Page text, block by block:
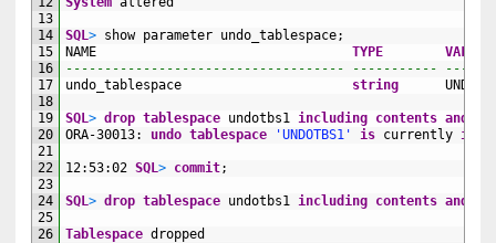
13
14
15
16
17
18
19
20
21
22
23
24
25
26
SQL> show parameter undo_tablespace;
NAME
TYPE
VALUE
------------------------------------ -----------
undo_tablespace
string
SQL> drop tablespace undotbs1 including contents and
ORA-30013: undo tablespace 'UNDOTBS1' is currently in
12:53:02 SQL> commit;
SQL> drop tablespace undotbs1 including contents and
Tablespace dropped